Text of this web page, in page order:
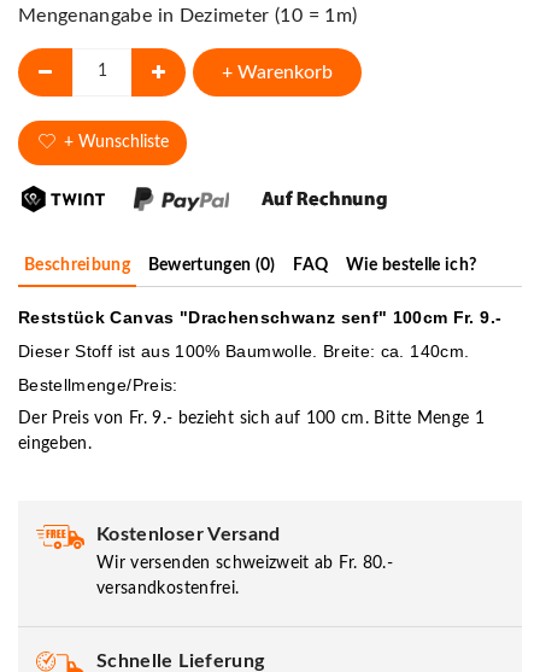
Mengenangabe in Dezimeter (10 = 1m)
+ Warenkorb
+ Wunschliste
Beschreibung Bewertungen (0) FAQ Wie bestelle ich?
Reststück Canvas "Drachenschwanz senf" 100cm Fr. 9.-
Dieser Stoff ist aus 100% Baumwolle. Breite: ca. 140cm.
Bestellmenge/Preis:
Der Preis von Fr. 9.- bezieht sich auf 100 cm. Bitte Menge 1
eingeben.
Kostenloser Versand
Wir versenden schweizweit ab Fr. 80.-
versandkostenfrei.
Schnelle Lieferung